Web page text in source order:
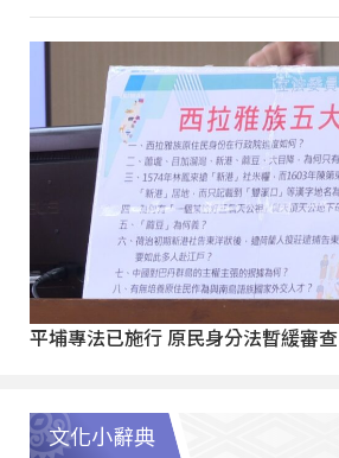
平埔專法已施行 原民身分法暫緩審查
文化小辭典